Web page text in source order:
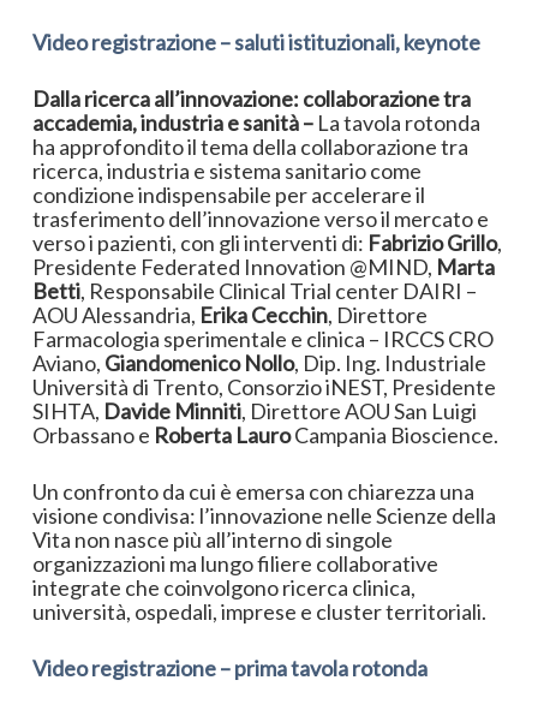
Video registrazione – saluti istituzionali, keynote
Dalla ricerca all’innovazione: collaborazione tra
accademia, industria e sanità – La tavola rotonda
ha approfondito il tema della collaborazione tra
ricerca, industria e sistema sanitario come
condizione indispensabile per accelerare il
trasferimento dell’innovazione verso il mercato e
verso i pazienti, con gli interventi di: Fabrizio Grillo,
Presidente Federated Innovation @MIND, Marta
Betti, Responsabile Clinical Trial center DAIRI –
AOU Alessandria, Erika Cecchin, Direttore
Farmacologia sperimentale e clinica – IRCCS CRO
Aviano, Giandomenico Nollo, Dip. Ing. Industriale
Università di Trento, Consorzio iNEST, Presidente
SIHTA, Davide Minniti, Direttore AOU San Luigi
Orbassano e Roberta LauroCampania Bioscience.
Un confronto da cui è emersa con chiarezza una
visione condivisa: l’innovazione nelle Scienze della
Vita non nasce più all’interno di singole
organizzazioni ma lungo filiere collaborative
integrate che coinvolgono ricerca clinica,
università, ospedali, imprese e cluster territoriali.
Video registrazione – prima tavola rotonda